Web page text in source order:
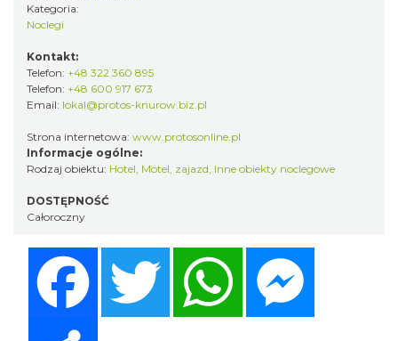
Kategoria:
Noclegi
Kontakt:
Telefon: +48 322 360 895
Telefon: +48 600 917 673
Email: lokal@protos-knurow.biz.pl
Strona internetowa: www.protosonline.pl
Informacje ogólne:
Rodzaj obiektu: Hotel, Motel, zajazd, Inne obiekty noclegowe
DOSTĘPNOŚĆ
Całoroczny
Twitter WhatsApp